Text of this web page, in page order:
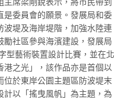
是委員會的願景。發展局和委
波堤及海岸堤階，加強水陸連
社區參與海濱建設，發展局
型藝術裝置設計比賽，並在北
港之光」，該作品亦是首個以
位於東岸公園主題區防波堤末
以「搖曳風帆」為主題，為